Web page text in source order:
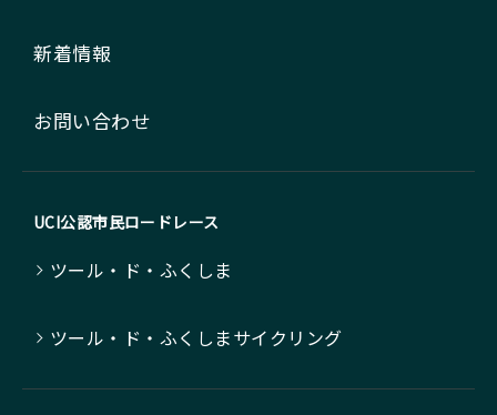
新着情報
お問い合わせ
UCI公認市民ロードレース
ツール・ド・ふくしま
ツール・ド・ふくしまサイクリング